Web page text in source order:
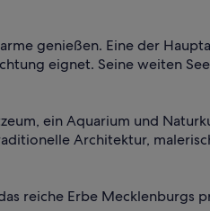
genießen. Eine der
eignet. Seine weiten
ein Aquarium und
Architektur,
reiche Erbe Mecklenburgs